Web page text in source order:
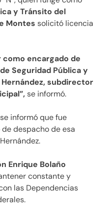
y Tránsito del
Montes solicitó licencia
como encargado de
Seguridad Pública y
subdirector
se informó.
informó que fue
despacho de esa
Enrique Bolaño
constante y
las Dependencias